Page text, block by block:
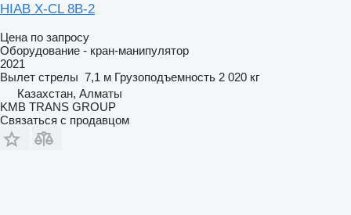
HIAB X-CL 8B-2
Цена по запросу
Оборудование - кран-манипулятор
2021
Вылет стрелы 7,1 м Грузоподъемность 2 020 кг
Казахстан, Алматы
KMB TRANS GROUP
Связаться с продавцом